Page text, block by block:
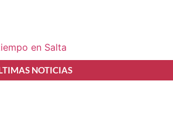
en Salta
NOTICIAS